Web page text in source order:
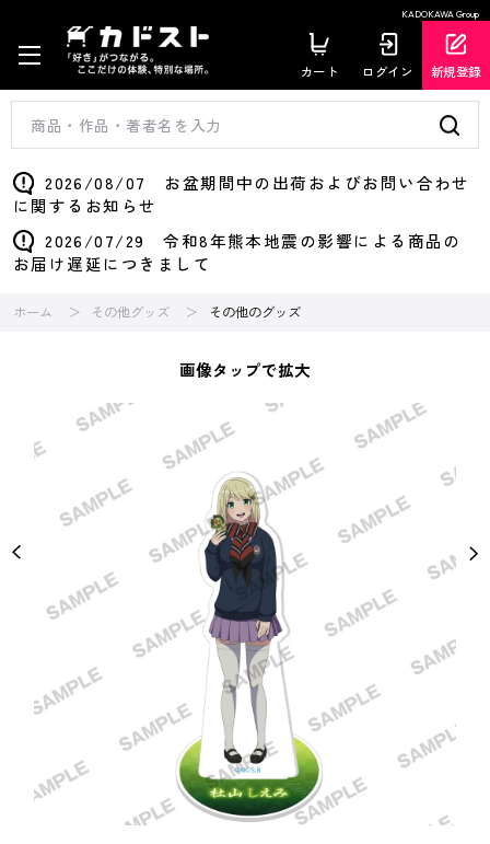
KADOKAWA Group
カート ログイン 新規登録
2026/08/07 お盆期間中の出荷およびお問い合わせ
に関するお知らせ
2026/07/29 令和8年熊本地震の影響による商品の
お届け遅延につきまして
ホーム その他グッズ その他のグッズ
画像タップで拡大